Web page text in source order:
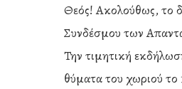
Θεός! Ακολούθως, το
Συνδέσμου των
Την τιμητική
θύματα του χωριού